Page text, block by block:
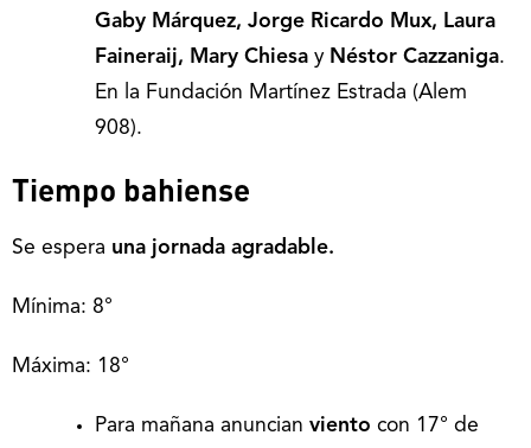
Gaby Márquez, Jorge Ricardo Mux, Laura
Faineraij, Mary Chiesa y Néstor Cazzaniga.
En la Fundación Martínez Estrada (Alem
908).
Tiempo bahiense
Se espera una jornada agradable.
Mínima: 8°
Máxima: 18°
Para mañana anuncian viento con 17° de